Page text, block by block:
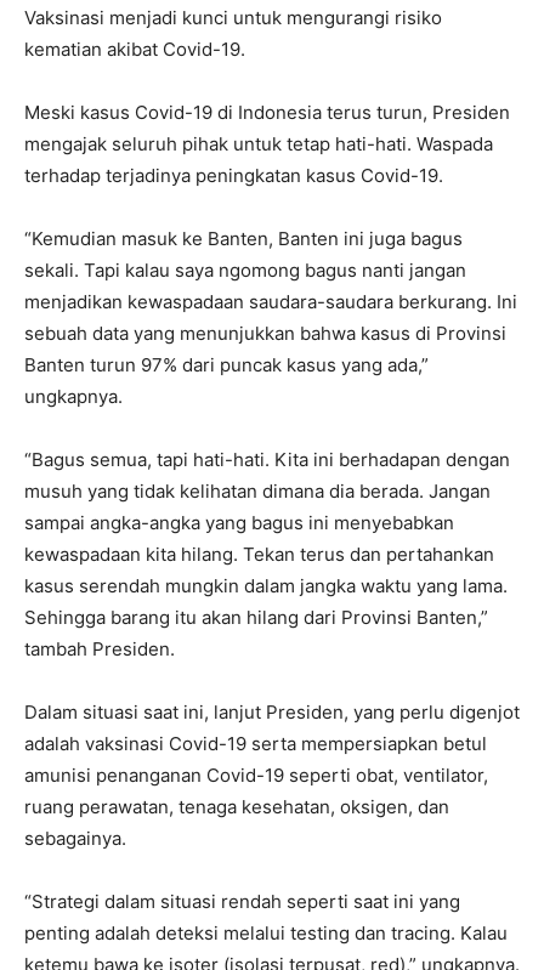
Vaksinasi menjadi kunci untuk mengurangi risiko
kematian akibat Covid-19.
Meski kasus Covid-19 di Indonesia terus turun, Presiden
mengajak seluruh pihak untuk tetap hati-hati. Waspada
terhadap terjadinya peningkatan kasus Covid-19.
“Kemudian masuk ke Banten, Banten ini juga bagus
sekali. Tapi kalau saya ngomong bagus nanti jangan
menjadikan kewaspadaan saudara-saudara berkurang. Ini
sebuah data yang menunjukkan bahwa kasus di Provinsi
Banten turun 97% dari puncak kasus yang ada,”
ungkapnya.
“Bagus semua, tapi hati-hati. Kita ini berhadapan dengan
musuh yang tidak kelihatan dimana dia berada. Jangan
sampai angka-angka yang bagus ini menyebabkan
kewaspadaan kita hilang. Tekan terus dan pertahankan
kasus serendah mungkin dalam jangka waktu yang lama.
Sehingga barang itu akan hilang dari Provinsi Banten,”
tambah Presiden.
Dalam situasi saat ini, lanjut Presiden, yang perlu digenjot
adalah vaksinasi Covid-19 serta mempersiapkan betul
amunisi penanganan Covid-19 seperti obat, ventilator,
ruang perawatan, tenaga kesehatan, oksigen, dan
sebagainya.
“Strategi dalam situasi rendah seperti saat ini yang
penting adalah deteksi melalui testing dan tracing. Kalau
ketemu bawa ke isoter (isolasi terpusat, red),” ungkapnya.